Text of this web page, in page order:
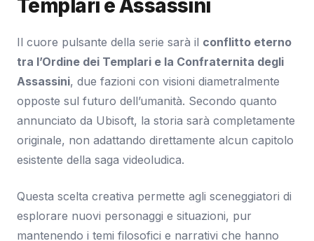
Templari e Assassini
Il cuore pulsante della serie sarà il conflitto eterno
tra l’Ordine dei Templari e la Confraternita degli
Assassini, due fazioni con visioni diametralmente
opposte sul futuro dell’umanità. Secondo quanto
annunciato da Ubisoft, la storia sarà completamente
originale, non adattando direttamente alcun capitolo
esistente della saga videoludica.
Questa scelta creativa permette agli sceneggiatori di
esplorare nuovi personaggi e situazioni, pur
mantenendo i temi filosofici e narrativi che hanno